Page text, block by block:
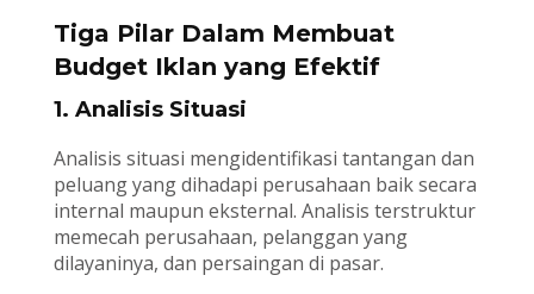
Tiga Pilar Dalam Membuat
Budget Iklan yang Efektif
1. Analisis Situasi
Analisis situasi mengidentifikasi tantangan dan
peluang yang dihadapi perusahaan baik secara
internal maupun eksternal. Analisis terstruktur
memecah perusahaan, pelanggan yang
dilayaninya, dan persaingan di pasar.